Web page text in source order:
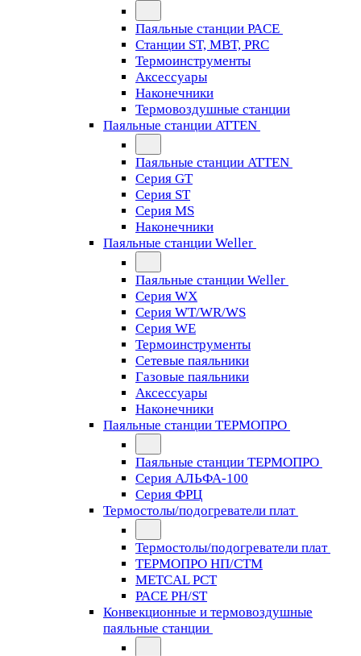
Паяльные станции PACE
Станции ST, MBT, PRC
Термоинструменты
Аксессуары
Наконечники
Термовоздушные станции
Паяльные станции ATTEN
Паяльные станции ATTEN
Серия GT
Серия ST
Серия MS
Наконечники
Паяльные станции Weller
Паяльные станции Weller
Серия WX
Серия WT/WR/WS
Серия WE
Термоинструменты
Сетевые паяльники
Газовые паяльники
Аксессуары
Наконечники
Паяльные станции ТЕРМОПРО
Паяльные станции ТЕРМОПРО
Серия АЛЬФА-100
Серия ФРЦ
Термостолы/подогреватели плат
Термостолы/подогреватели плат
ТЕРМОПРО НП/СТМ
METCAL PCT
PACE PH/ST
Конвекционные и термовоздушные
паяльные станции